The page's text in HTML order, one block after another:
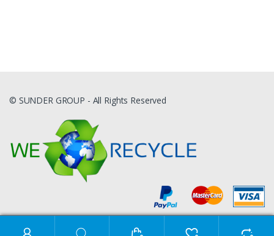
© SUNDER GROUP - All Rights Reserved
Ieškoti: